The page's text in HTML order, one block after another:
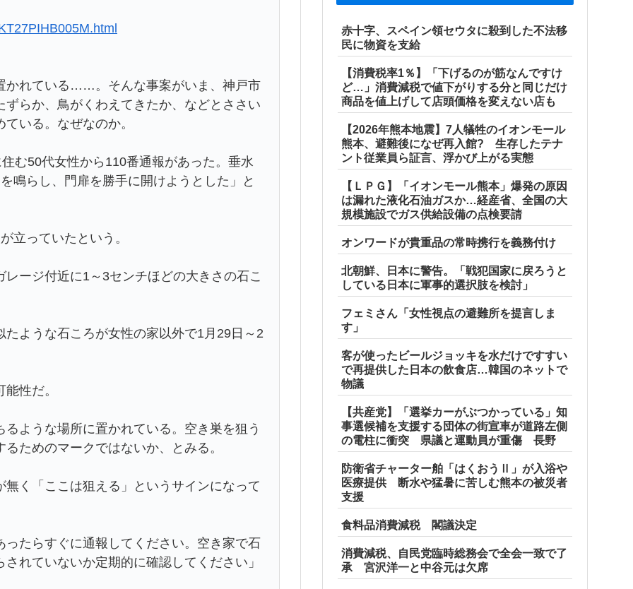
かれている……。そんな事案がいま、神戸市
らか、鳥がくわえてきたか、などとささい
いる。なぜなのか。
む50代女性から110番通報があった。垂水
鳴らし、門扉を勝手に開けようとした」と
立っていたという。
ージ付近に1～3センチほどの大きさの石こ
ような石ころが女性の家以外で1月29日～2
性だ。
ような場所に置かれている。空き巣を狙う
ためのマークではないか、とみる。
く「ここは狙える」というサインになって
たらすぐに通報してください。空き家で石
れていないか定期的に確認してください」
赤十字、スペイン領セウタに殺到した不法移
民に物資を支給
【消費税率1％】「下げるのが筋なんですけ
ど…」消費減税で値下がりする分と同じだけ
商品を値上げして店頭価格を変えない店も
【2026年熊本地震】7人犠牲のイオンモール
熊本、避難後になぜ再入館? 生存したテナ
ント従業員ら証言、浮かび上がる実態
【ＬＰＧ】「イオンモール熊本」爆発の原因
は漏れた液化石油ガスか…経産省、全国の大
規模施設でガス供給設備の点検要請
オンワードが貴重品の常時携行を義務付け
北朝鮮、日本に警告。「戦犯国家に戻ろうと
している日本に軍事的選択肢を検討」
フェミさん「女性視点の避難所を提言しま
す」
客が使ったビールジョッキを水だけですすい
で再提供した日本の飲食店…韓国のネットで
物議
【共産党】「選挙カーがぶつかっている」知
事選候補を支援する団体の街宣車が道路左側
の電柱に衝突 県議と運動員が重傷 長野
防衛省チャーター舶「はくおうⅡ」が入浴や
医療提供 断水や猛暑に苦しむ熊本の被災者
支援
食料品消費減税 閣議決定
消費減税、自民党臨時総務会で全会一致で了
承 宮沢洋一と中谷元は欠席